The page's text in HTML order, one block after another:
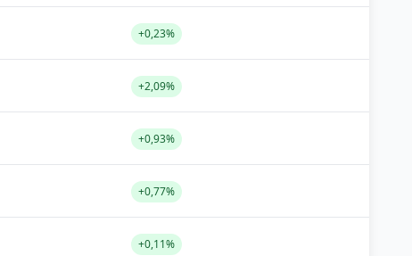
+0,23%
+2,09%
+0,93%
+0,77%
+0,11%